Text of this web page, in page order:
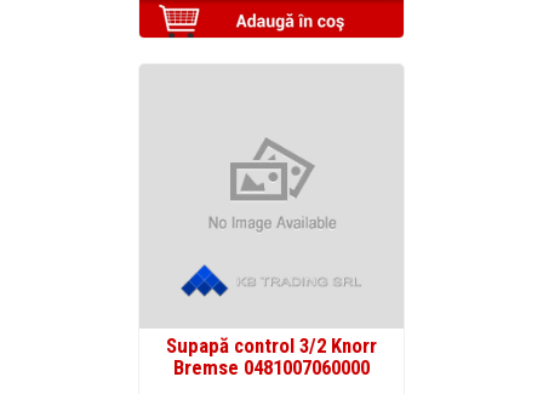
Supapă control 3/2 Knorr
Bremse 0481007060000